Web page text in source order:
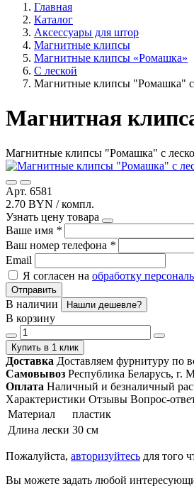
Главная
Каталог
Аксессуары для штор
Магнитные клипсы
Магнитные клипсы «Ромашка»
С леской
Магнитные клипсы "Ромашка"
Магнитная
Магнитные клипсы "Ромашка" с
Арт. 6581
2.70 BYN / компл.
Узнать цену товара
Ваше имя *
Ваш номер телефона *
Email
Я согласен на обработку
Отправить
В наличии Нашли дешевле?
В корзину
Купить в 1 клик
Доставка Доставляем фурнитуру по
Самовывоз Республика Беларусь, г.
Оплата Наличный и безналичный
Характеристики Отзывы Вопрос-
Материал
пластик
Длина лески 30 см
Пожалуйста, авторизуйтесь для того
Вы можете задать любой